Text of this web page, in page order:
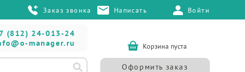
Заказ звонка Написать Войти
(812) 24-013-24
manager.ru
Корзина пуста
Оформить заказ